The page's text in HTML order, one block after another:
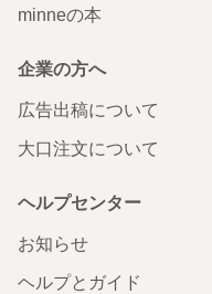
minneの本
企業の方へ
広告出稿について
大口注文について
ヘルプセンター
お知らせ
ヘルプとガイド